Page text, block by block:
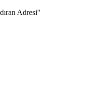
Adresi"